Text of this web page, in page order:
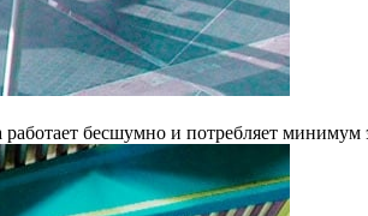
бесшумно и потребляет минимум